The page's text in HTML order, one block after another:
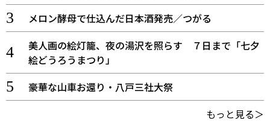
メロン酵母で仕込んだ日本酒発売／つがる
美人画の絵灯籠、夜の湯沢を照らす ７日まで「七夕
絵どうろうまつり」
豪華な山車お還り・八戸三社大祭
もっと見る＞